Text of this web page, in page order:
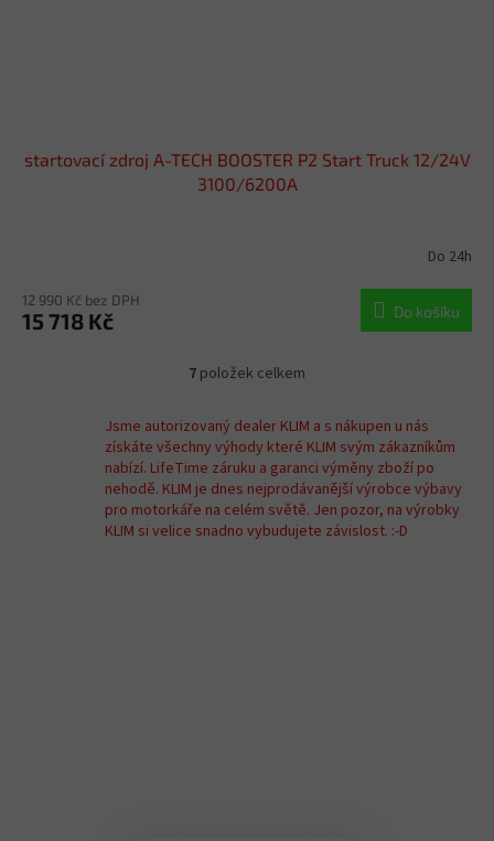
startovací zdroj A-TECH BOOSTER P2 Start Truck 12/24V
3100/6200A
Do 24h
12 990 Kč bez DPH
15 718 Kč Do košíku
O
l
á
d
a
c
í
7 položek celkem
Jsme autorizovaný dealer KLIM a s nákupen u nás
získáte všechny výhody které KLIM svým zákazníkům
nabízí. LifeTime záruku a garanci výměny zboží po
nehodě. KLIM je dnes nejprodávanější výrobce výbavy
pro motorkáře na celém světě. Jen pozor, na výrobky
KLIM si velice snadno vybudujete závislost. :-D